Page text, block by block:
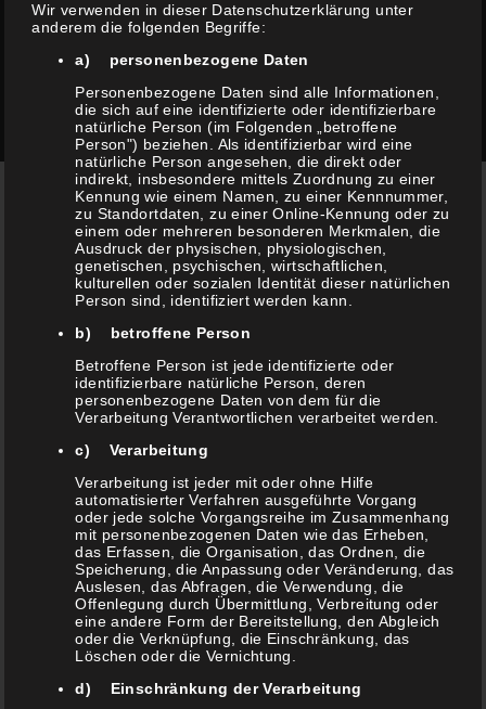
ANRUFEN
COLORS IHR FRISEUR IN
BOTTROP
Qualität statt Quantität
Wir nehmen uns viel Zeit für unsere Kunden. Gern
erarbeiten wir mit Ihnen Ihren ganz persönlichen
Look vom Haarschnitt über Tönen, Färben,
Strähnen bis hin zu Make-up, Hochsteck- und
Wir verwenden in dieser Datenschutzerklärung unter
anderem die folgenden Begriffe:
a) personenbezogene Daten
Personenbezogene Daten sind alle Informationen,
die sich auf eine identifizierte oder identifizierbare
natürliche Person (im Folgenden „betroffene
Person") beziehen. Als identifizierbar wird eine
natürliche Person angesehen, die direkt oder
indirekt, insbesondere mittels Zuordnung zu einer
Kennung wie einem Namen, zu einer Kennnummer,
zu Standortdaten, zu einer Online-Kennung oder zu
einem oder mehreren besonderen Merkmalen, die
Ausdruck der physischen, physiologischen,
genetischen, psychischen, wirtschaftlichen,
kulturellen oder sozialen Identität dieser natürlichen
Person sind, identifiziert werden kann.
b) betroffene Person
Betroffene Person ist jede identifizierte oder
identifizierbare natürliche Person, deren
personenbezogene Daten von dem für die
Verarbeitung Verantwortlichen verarbeitet werden.
c) Verarbeitung
Verarbeitung ist jeder mit oder ohne Hilfe
automatisierter Verfahren ausgeführte Vorgang
oder jede solche Vorgangsreihe im Zusammenhang
mit personenbezogenen Daten wie das Erheben,
das Erfassen, die Organisation, das Ordnen, die
Speicherung, die Anpassung oder Veränderung, das
Auslesen, das Abfragen, die Verwendung, die
Offenlegung durch Übermittlung, Verbreitung oder
eine andere Form der Bereitstellung, den Abgleich
oder die Verknüpfung, die Einschränkung, das
Löschen oder die Vernichtung.
d) Einschränkung der Verarbeitung